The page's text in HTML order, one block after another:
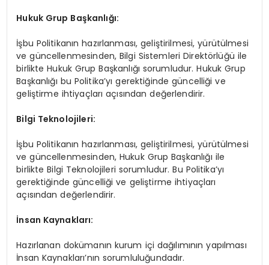
Hukuk Grup Başkanlığı:
İşbu Politikanın hazırlanması, geliştirilmesi, yürütülmesi
ve güncellenmesinden, Bilgi Sistemleri Direktörlüğü ile
birlikte Hukuk Grup Başkanlığı sorumludur. Hukuk Grup
Başkanlığı bu Politika’yı gerektiğinde güncelliği ve
geliştirme ihtiyaçları açısından değerlendirir.
Bilgi Teknolojileri:
İşbu Politikanın hazırlanması, geliştirilmesi, yürütülmesi
ve güncellenmesinden, Hukuk Grup Başkanlığı ile
birlikte Bilgi Teknolojileri sorumludur. Bu Politika’yı
gerektiğinde güncelliği ve geliştirme ihtiyaçları
açısından değerlendirir.
İnsan Kaynakları:
Hazırlanan dokümanın kurum içi dağılımının yapılması
İnsan Kaynakları’nın sorumluluğundadır.